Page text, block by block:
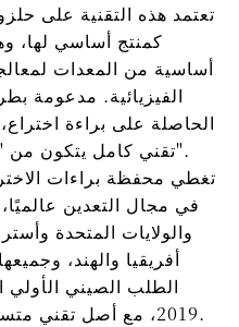
تعتمد هذه التقنية على
كمنتج أساسي لها،
أساسية من المعدات
الفيزيائية. مدعومة
الحاصلة على براءة
تقني كامل يتكون من "المعدات + العملية".
تغطي محفظة براءات
في مجال التعدين
والولايات المتحدة
أفريقيا والهند،
2019، مع أصل تقني متسق وحماية مستمرة.